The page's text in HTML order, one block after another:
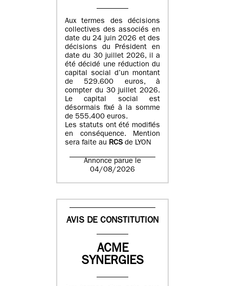
Aux termes des décisions
collectives des associés en
date du 24 juin 2026 et des
décisions du Président en
date du 30 juillet 2026, il a
été décidé une réduction du
capital social d’un montant
de 529.600 euros, à
compter du 30 juillet 2026.
Le capital social est
désormais fixé à la somme
de 555.400 euros.
Les statuts ont été modifiés
en conséquence. Mention
sera faite au RCS de LYON
Annonce parue le
04/08/2026
AVIS DE CONSTITUTION
ACME
SYNERGIES